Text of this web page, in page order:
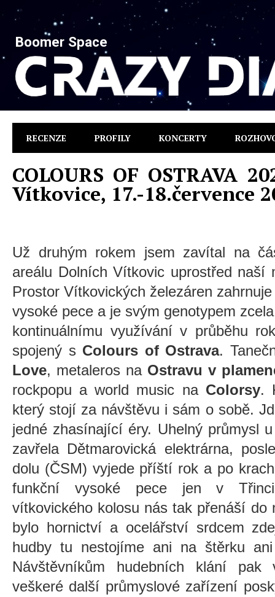
Boomer Space
RECENZE PROFILY KONCERTY
COLOURS OF OSTRAVA
Vítkovice, 17.-18.července
Už druhým rokem jsem zavítal na
areálu Dolních Vítkovic uprostřed naší
Prostor Vítkovických železáren
vysoké pece a je svým genotypem
kontinuálnímu využívání v průběhu
spojený s Colours of Ostrava.
Love, metaleros na Ostravu v
rockpopu a world music na Colorsy.
který stojí za návštěvu i sám o sobě.
jedné zhasínající éry. Uhelný průmysl
zavřela Dětmarovická elektrárna,
dolu (ČSM) vyjede příští rok a po
funkční vysoké pece jen v
vítkovického kolosu nás tak přenáší do
bylo hornictví a ocelářství srdcem
hudby tu nestojíme ani na štěrku
Návštěvníkům hudebních klání
veškeré další průmyslové zařízení